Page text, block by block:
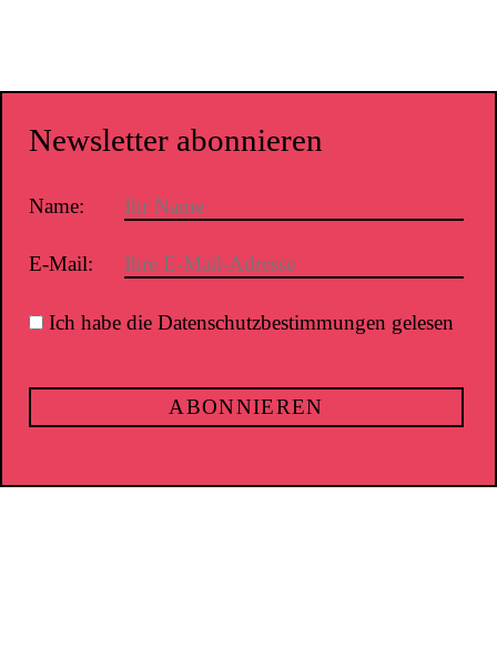
Newsletter abonnieren
Name:
E-Mail:
Ich habe die Datenschutzbestimmungen gelesen